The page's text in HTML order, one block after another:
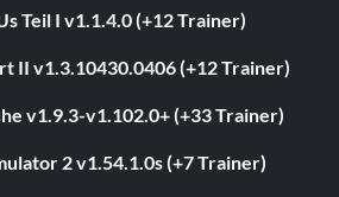
Teil I v1.1.4.0 (+12 Trainer)
II v1.3.10430.0406 (+12 Trainer)
v1.9.3-v1.102.0+ (+33 Trainer)
2 v1.54.1.0s (+7 Trainer)